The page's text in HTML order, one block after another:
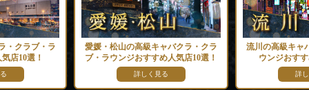
・クラブ・ラ
店10選！
愛媛・松山の高級キャバクラ・クラ
ブ・ラウンジおすすめ人気店10選！
詳しく見る
流川の高級キャ
ウンジおす
詳